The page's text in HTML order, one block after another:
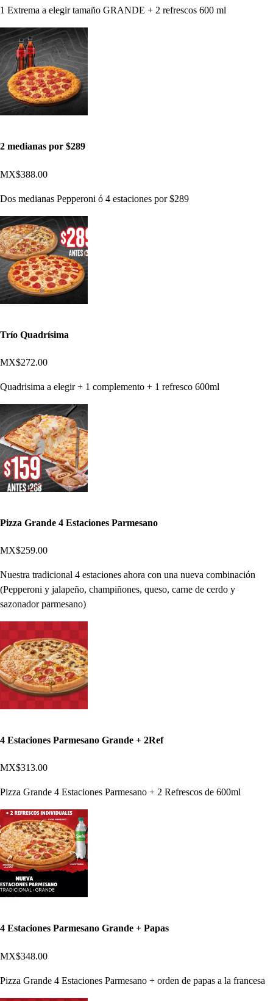
1 Extrema a elegir tamaño GRANDE + 2 refrescos 600 ml
2 medianas por $289
MX$388.00
Dos medianas Pepperoni ó 4 estaciones por $289
Trío Quadrísima
MX$272.00
Quadrisima a elegir + 1 complemento + 1 refresco 600ml
Pizza Grande 4 Estaciones Parmesano
MX$259.00
Nuestra tradicional 4 estaciones ahora con una nueva combinación
(Pepperoni y jalapeño, champiñones, queso, carne de cerdo y
sazonador parmesano)
4 Estaciones Parmesano Grande + 2Ref
MX$313.00
Pizza Grande 4 Estaciones Parmesano + 2 Refrescos de 600ml
4 Estaciones Parmesano Grande + Papas
MX$348.00
Pizza Grande 4 Estaciones Parmesano + orden de papas a la francesa